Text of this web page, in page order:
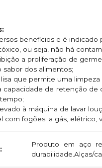
benefícios e é
ou seja, não há
a proliferação de
sabor dos alimentos;
lisa que permite uma
capacidade de retenção
à máquina de lavar
com fogões: a gás,
Produto em aço
durabilidade.Alças/